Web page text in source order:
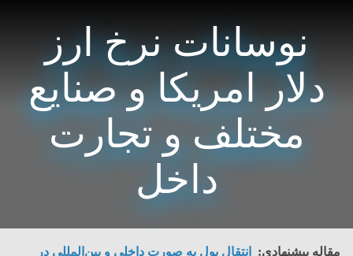
نوسانات نرخ ارز
دلار امریکا و صنایع
مختلف و تجارت
داخل
مقاله پیشنهادی:
انتقال پول به صورت داخلی و بین‌المللی در